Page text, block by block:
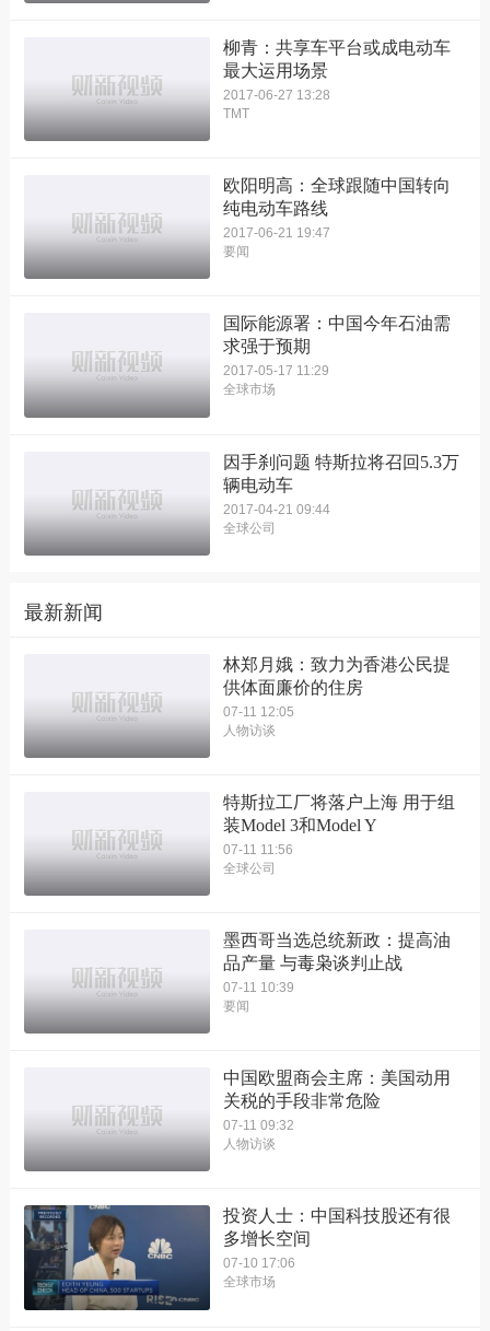
柳青：共享车平台或成电动车
最大运用场景
2017-06-27 13:28
TMT
欧阳明高：全球跟随中国转向
纯电动车路线
2017-06-21 19:47
要闻
国际能源署：中国今年石油需
求强于预期
2017-05-17 11:29
全球市场
因手刹问题 特斯拉将召回5.3万
辆电动车
2017-04-21 09:44
全球公司
最新新闻
林郑月娥：致力为香港公民提
供体面廉价的住房
07-11 12:05
人物访谈
特斯拉工厂将落户上海 用于组
装Model 3和Model Y
07-11 11:56
全球公司
墨西哥当选总统新政：提高油
品产量 与毒枭谈判止战
07-11 10:39
要闻
中国欧盟商会主席：美国动用
关税的手段非常危险
07-11 09:32
人物访谈
投资人士：中国科技股还有很
多增长空间
07-10 17:06
全球市场